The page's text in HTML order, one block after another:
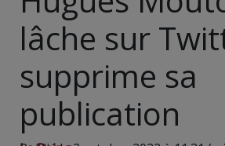
lâche sur
supprime sa
publication